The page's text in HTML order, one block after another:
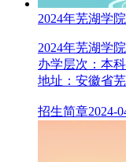
2024年芜湖学
2024年芜湖学
办学层次：本
地址：安徽省
招生简章2024-